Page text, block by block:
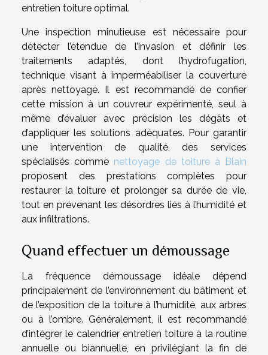
entretien toiture optimal.
Une inspection minutieuse est nécessaire pour
détecter l’étendue de l’invasion et définir les
traitements adaptés, dont l’hydrofugation,
technique visant à imperméabiliser la couverture
après nettoyage. Il est recommandé de confier
cette mission à un couvreur expérimenté, seul à
même d’évaluer avec précision les dégâts et
d’appliquer les solutions adéquates. Pour garantir
une intervention de qualité, des services
spécialisés comme nettoyage de toiture à Blain
proposent des prestations complètes pour
restaurer la toiture et prolonger sa durée de vie,
tout en prévenant les désordres liés à l’humidité et
aux infiltrations.
Quand effectuer un démoussage
La fréquence démoussage idéale dépend
principalement de l’environnement du bâtiment et
de l’exposition de la toiture à l’humidité, aux arbres
ou à l’ombre. Généralement, il est recommandé
d’intégrer le calendrier entretien toiture à la routine
annuelle ou biannuelle, en privilégiant la fin de